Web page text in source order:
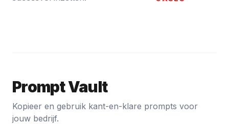
Prompt Vault
Kopieer en gebruik kant-en-klare prompts voor
jouw bedrijf.